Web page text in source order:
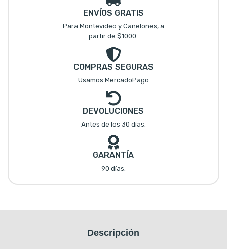
ENVÍOS GRATIS
Para Montevideo y Canelones, a
partir de $1000.
COMPRAS SEGURAS
Usamos MercadoPago
DEVOLUCIONES
Antes de los 30 días.
GARANTÍA
90 días.
Descripción